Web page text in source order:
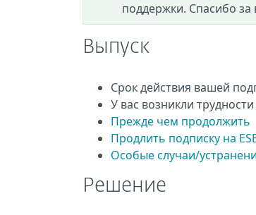
поддержки. Спасибо
Выпуск
Срок действия вашей
У вас возникли
Прежде чем продолжить
Продлить подписку на
Особые случаи/
Решение